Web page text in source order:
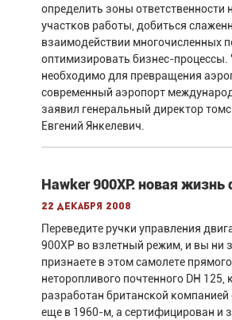
определить зоны ответственности
участков работы, добиться
взаимодействии многочисленных
оптимизировать бизнес-процессы.
необходимо для превращения
современный аэропорт
заявил генеральный директор
Евгений Янкелевич.
Hawker 900XP: новая жизнь
22 декабря 2008
Переведите ручки управления
900XP во взлетный режим, и вы ни
признаете в этом самолете
неторопливого почтенного DH
разработан британской компанией
еще в 1960-м, а сертифицирован и